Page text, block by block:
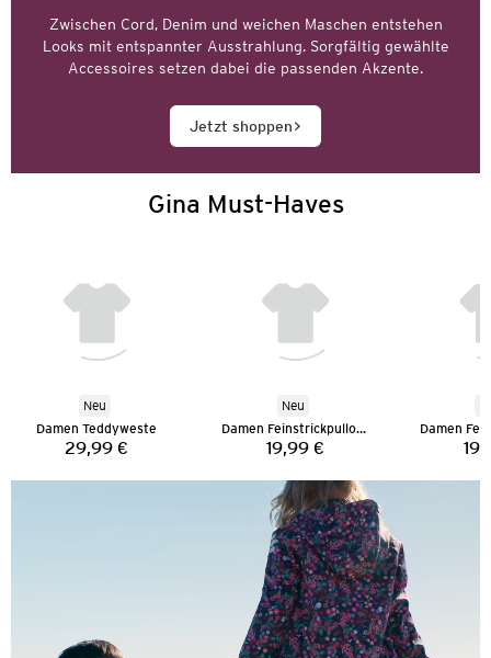
Zwischen Cord, Denim und weichen Maschen entstehen
Looks mit entspannter Ausstrahlung. Sorgfältig gewählte
Accessoires setzen dabei die passenden Akzente.
Jetzt shoppen
Gina Must-Haves
Neu
Damen Teddyweste
Preis:
29,99 €
Neu
Damen Feinstrickpullover
Preis:
19,99 €